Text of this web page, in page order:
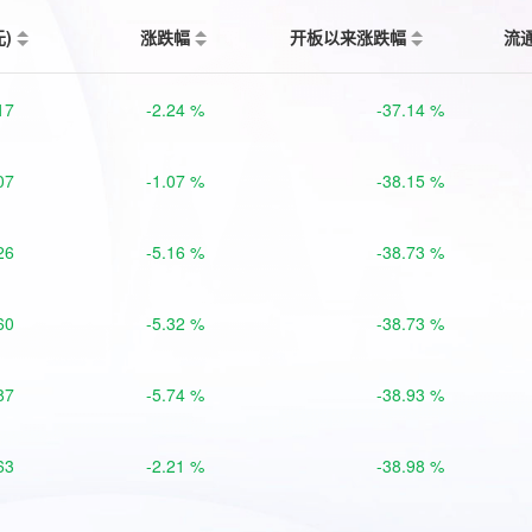
) 涨跌幅 开板以来涨跌幅 流
-2.24 % -37.14 %
-1.07 % -38.15 %
-5.16 % -38.73 %
-5.32 % -38.73 %
-5.74 % -38.93 %
-2.21 % -38.98 %